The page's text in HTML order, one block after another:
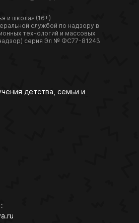
и школа» (16+)
службой по надзору в
технологий и массовых
серия Эл № ФС77-81243
детства, семьи и